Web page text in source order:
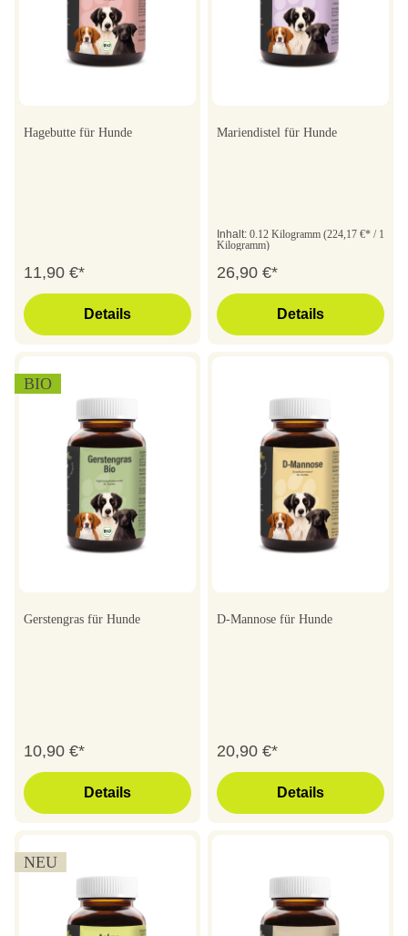
Hagebutte für Hunde
11,90 €*
Details
Mariendistel für Hunde
Inhalt: 0.12 Kilogramm (224,17 €* / 1
Kilogramm)
26,90 €*
Details
BIO
Gerstengras für Hunde
10,90 €*
Details
D-Mannose für Hunde
20,90 €*
Details
NEU